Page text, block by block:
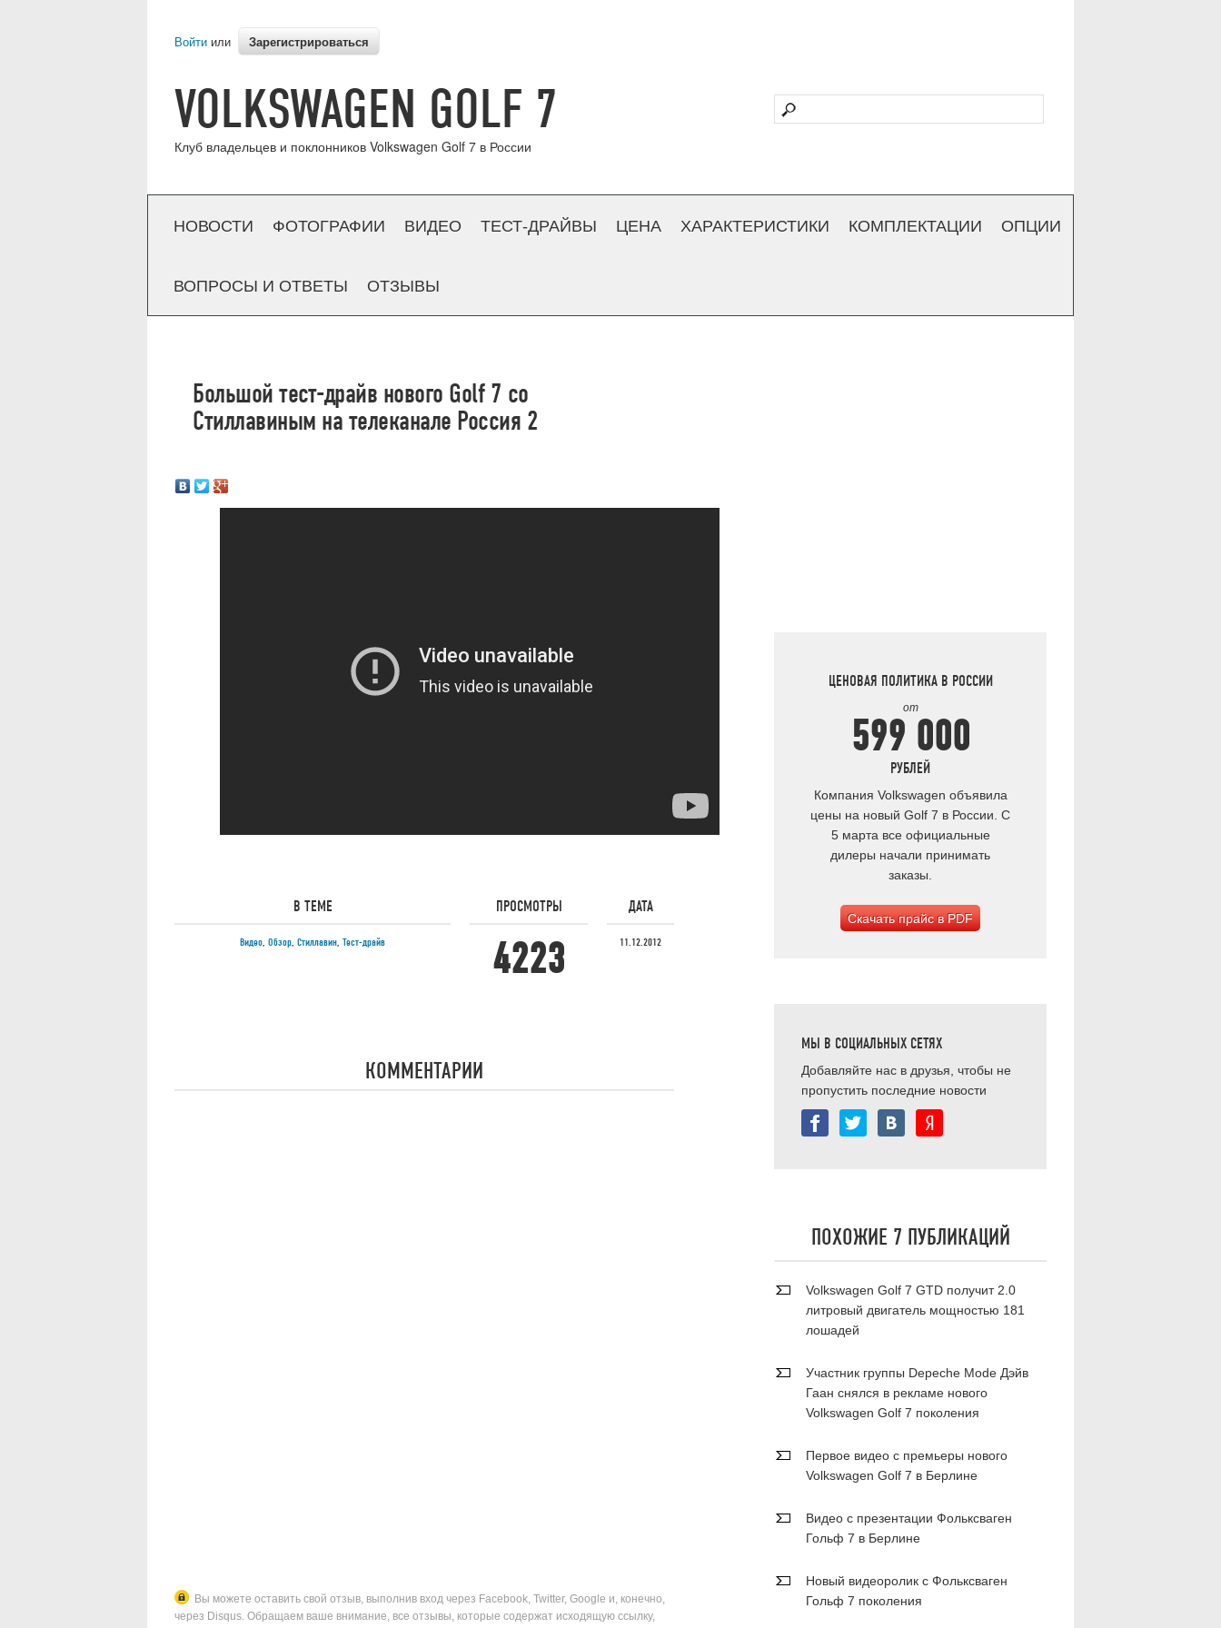
Войти или Зарегистрироваться
VOLKSWAGEN GOLF 7
Клуб владельцев и поклонников Volkswagen Golf 7 в России
НОВОСТИ ФОТОГРАФИИ ВИДЕО ТЕСТ-ДРАЙВЫ ЦЕНА ХАРАКТЕРИСТИКИ КОМПЛЕКТАЦИИ ОПЦИИ
ВОПРОСЫ И ОТВЕТЫ ОТЗЫВЫ
Большой тест-драйв нового Golf 7 со
Стиллавиным на телеканале Россия 2
В ТЕМЕ
Видео, Обзор, Стиллавин, Тест-драйв
ПРОСМОТРЫ
4223
ДАТА
11.12.2012
КОММЕНТАРИИ
Вы можете оставить свой отзыв, выполнив вход через Facebook, Twitter, Google и, конечно,
через Disqus. Обращаем ваше внимание, все отзывы, которые содержат исходящую ссылку,
ЦЕНОВАЯ ПОЛИТИКА В РОССИИ
от
599 000
РУБЛЕЙ
Компания Volkswagen объявила
цены на новый Golf 7 в России. С
5 марта все официальные
дилеры начали принимать
заказы.
Скачать прайс в PDF
МЫ В СОЦИАЛЬНЫХ СЕТЯХ
Добавляйте нас в друзья, чтобы не
пропустить последние новости
ПОХОЖИЕ 7 ПУБЛИКАЦИЙ
Volkswagen Golf 7 GTD получит 2.0
литровый двигатель мощностью 181
лошадей
Участник группы Depeche Mode Дэйв
Гаан снялся в рекламе нового
Volkswagen Golf 7 поколения
Первое видео с премьеры нового
Volkswagen Golf 7 в Берлине
Видео с презентации Фольксваген
Гольф 7 в Берлине
Новый видеоролик с Фольксваген
Гольф 7 поколения